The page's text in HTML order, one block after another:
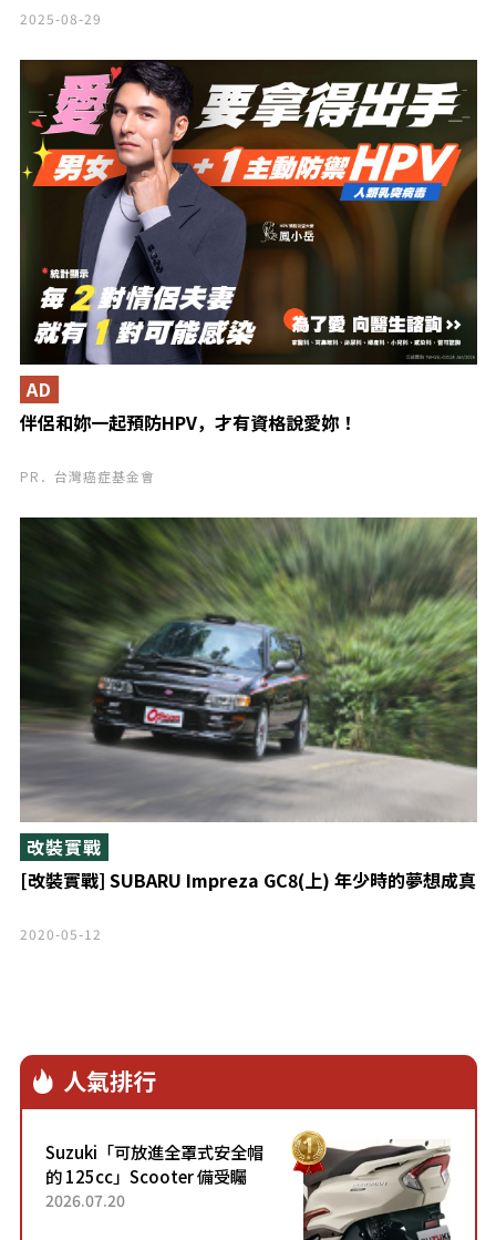
2025-08-29
伴侶和妳一起預防HPV，才有資格說愛妳！
AD
PR．台灣癌症基金會
[改裝實戰] SUBARU Impreza GC8(上) 年少時的夢想成真
改裝實戰
2020-05-12
人氣排行
Suzuki「可放進全罩式安全帽
的 125cc」Scooter 備受矚
目！採用全新流線設計與各項
2026.07.20